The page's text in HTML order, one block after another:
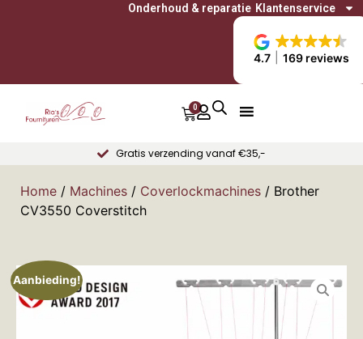
4.7 169 reviews
Onderhoud & reparatie Klantenservice
0
Gratis verzending vanaf €35,-
Home / Machines / Coverlockmachines / Brother
CV3550 Coverstitch
Aanbieding!